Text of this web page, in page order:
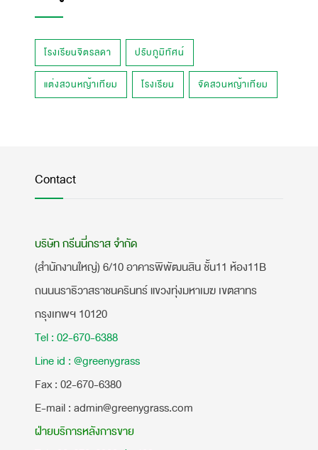
โรงเรียนจิตรลดา ปรับภูมิทัศน์
แต่งสวนหญ้าเทียม โรงเรียน จัดสวนหญ้าเทียม
Contact
บริษัท กรีนนี่กราส จำกัด
(สำนักงานใหญ่) 6/10 อาคารพิพัฒนสิน ชั้น11 ห้อง11B
ถนนนราธิวาสราชนครินทร์ แขวงทุ่งมหาเมฆ เขตสาทร
กรุงเทพฯ 10120
Tel : 02-670-6388
Line id : @greenygrass
​Fax : 02-670-6380
E-mail : admin@greenygrass.com
ฝ่ายบริการหลังการขาย